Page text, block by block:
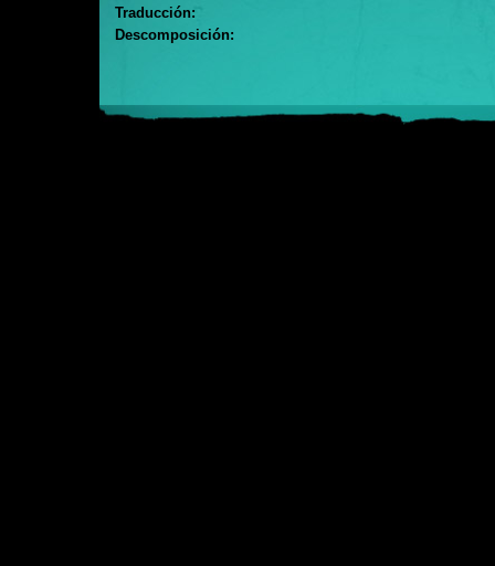
Traducción:
Descomposición: